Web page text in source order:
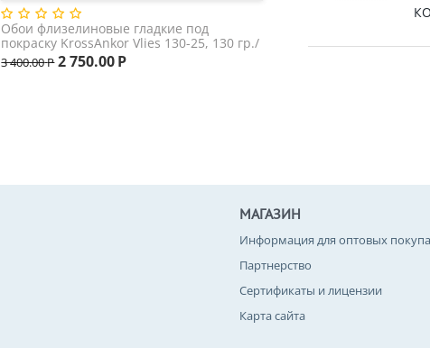
Обои флизелиновые гладкие под
покраску KrossAnkor Vlies 130-25, 130 гр./
м2
3 400.00Р 2 750.00Р
МАГАЗИН
Информация для оптовых
Партнерство
Сертификаты и лицензии
Карта сайта